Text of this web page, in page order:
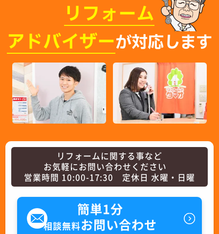
リフォーム
アドバイザーが対応します
リフォームに関する事など
お気軽にお問い合わせください
営業時間 10:00-17:30 定休日 水曜・日曜
簡単1分
相談無料お問い合わせ